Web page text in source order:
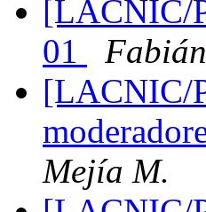
[LACNIC/
01
[LACNIC/
Mejía M.